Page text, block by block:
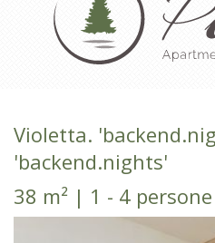
Violetta.
'backend.nights'
38 m² | 1 - 4 persone